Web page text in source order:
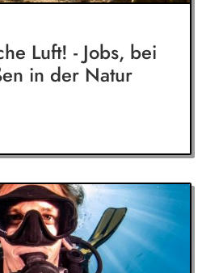
Luft! - Jobs, bei
in der Natur